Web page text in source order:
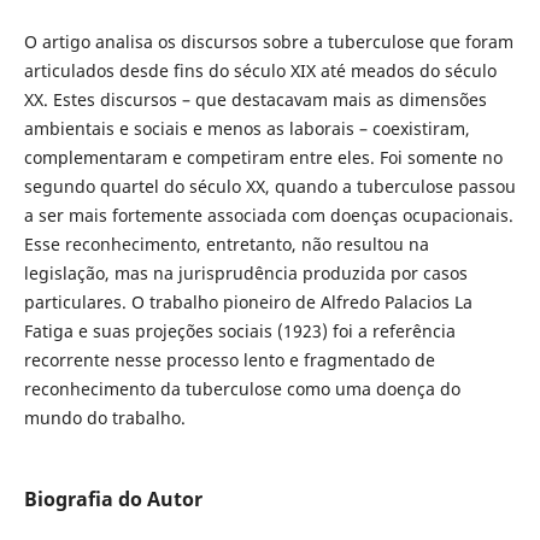
O artigo analisa os discursos sobre a tuberculose que foram
articulados desde fins do século XIX até meados do século
XX. Estes discursos – que destacavam mais as dimensões
ambientais e sociais e menos as laborais – coexistiram,
complementaram e competiram entre eles. Foi somente no
segundo quartel do século XX, quando a tuberculose passou
a ser mais fortemente associada com doenças ocupacionais.
Esse reconhecimento, entretanto, não resultou na
legislação, mas na jurisprudência produzida por casos
particulares. O trabalho pioneiro de Alfredo Palacios La
Fatiga e suas projeções sociais (1923) foi a referência
recorrente nesse processo lento e fragmentado de
reconhecimento da tuberculose como uma doença do
mundo do trabalho.
Biografia do Autor